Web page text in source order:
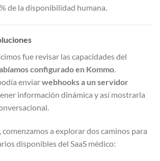
de la disponibilidad humana.
fue revisar las capacidades del
configurado en Kommo.
enviarwebhooks a un servidor
información dinámica y así mostrarla
a explorar dos caminos para
disponibles del SaaS médico: